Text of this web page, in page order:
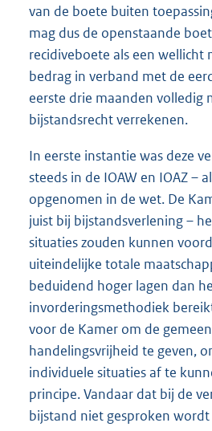
van de boete buiten
mag dus de openstaande
recidiveboete als een wellicht
bedrag in verband met de
eerste drie maanden volledig
bijstandsrecht verrekenen.
In eerste instantie was deze
steeds in de IOAW en IOAZ –
opgenomen in de wet. De
juist bij bijstandsverlening –
situaties zouden kunnen
uiteindelijke totale
beduidend hoger lagen dan
invorderingsmethodiek
voor de Kamer om de
handelingsvrijheid te geven,
individuele situaties af te
principe. Vandaar dat bij de
bijstand niet gesproken